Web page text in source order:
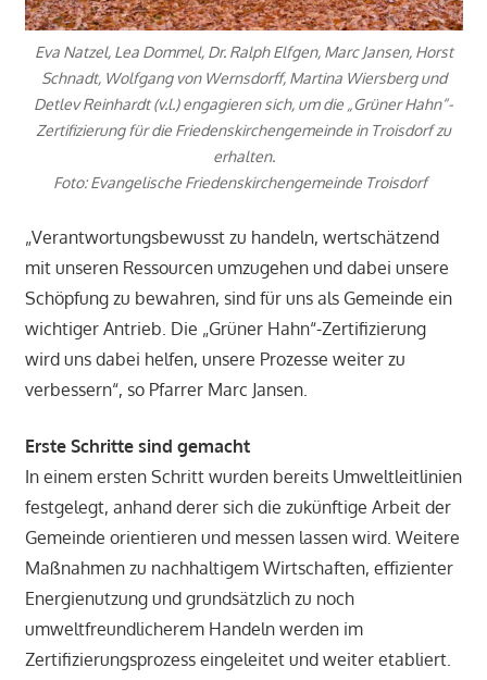
Eva Natzel, Lea Dommel, Dr. Ralph Elfgen, Marc Jansen, Horst
Schnadt, Wolfgang von Wernsdorff, Martina Wiersberg und
Detlev Reinhardt (v.l.) engagieren sich, um die „Grüner Hahn“-
Zertifizierung für die Friedenskirchengemeinde in Troisdorf zu
erhalten.
Foto: Evangelische Friedenskirchengemeinde Troisdorf
„Verantwortungsbewusst zu handeln, wertschätzend
mit unseren Ressourcen umzugehen und dabei unsere
Schöpfung zu bewahren, sind für uns als Gemeinde ein
wichtiger Antrieb. Die „Grüner Hahn“-Zertifizierung
wird uns dabei helfen, unsere Prozesse weiter zu
verbessern“, so Pfarrer Marc Jansen.
Erste Schritte sind gemacht
In einem ersten Schritt wurden bereits Umweltleitlinien
festgelegt, anhand derer sich die zukünftige Arbeit der
Gemeinde orientieren und messen lassen wird. Weitere
Maßnahmen zu nachhaltigem Wirtschaften, effizienter
Energienutzung und grundsätzlich zu noch
umweltfreundlicherem Handeln werden im
Zertifizierungsprozess eingeleitet und weiter etabliert.